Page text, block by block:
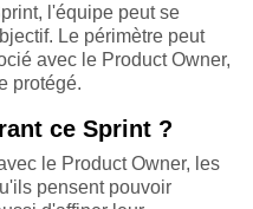
l'équipe peut se
Le périmètre peut
avec le Product Owner,
protégé.
ce Sprint ?
le Product Owner, les
pensent pouvoir